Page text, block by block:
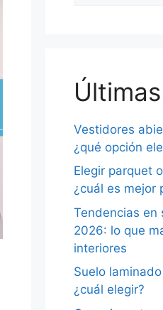
Vestidores
¿qué opción
Elegir parquet
¿cuál es mejor
Tendencias en
2026: lo que
interiores
Suelo
¿cuál elegir?